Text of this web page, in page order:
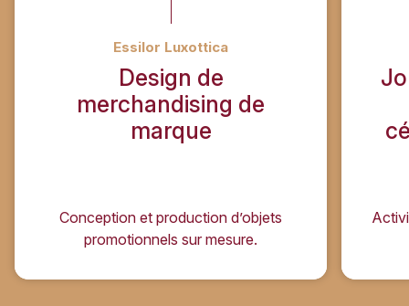
Essilor Luxottica
Design de
merchandising de
marque
Conception et production d’objets
promotionnels sur mesure.